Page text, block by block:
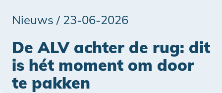
Nieuws / 23-06-2026
De ALV achter de rug: dit
is hét moment om door
te pakken